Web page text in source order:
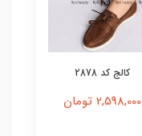
کالج کد 2878
2,598,000 تومان